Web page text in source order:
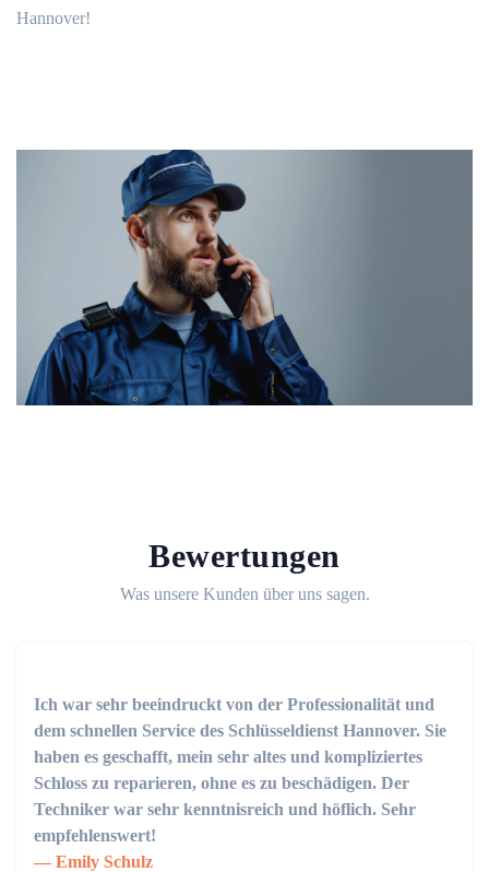
Hannover!
Bewertungen
Was unsere Kunden über uns sagen.
Ich war sehr beeindruckt von der Professionalität und
dem schnellen Service des Schlüsseldienst Hannover. Sie
haben es geschafft, mein sehr altes und kompliziertes
Schloss zu reparieren, ohne es zu beschädigen. Der
Techniker war sehr kenntnisreich und höflich. Sehr
empfehlenswert!
Emily Schulz